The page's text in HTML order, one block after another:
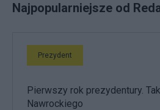
Najpopularniejsze od
Prezydent
Pierwszy rok prezydentury.
Nawrockiego